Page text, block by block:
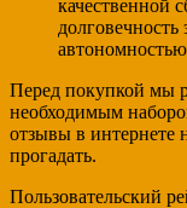
качественной
Перед покупкой мы
необходимым
отзывы в интернете
прогадать.
Пользовательский